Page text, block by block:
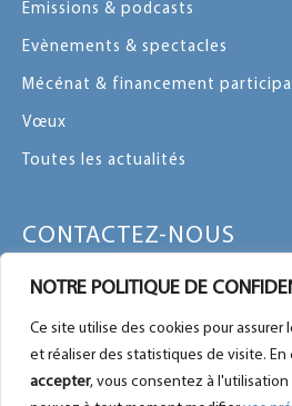
NOTRE POLITIQUE DE
Ce site utilise des cookies pour
et réaliser des statistiques de visite. En
accepter, vous consentez à l'utilisation
Emissions & podcasts
Evènements & spectacles
Mécénat & financement
Vœux
Toutes les actualités
CONTACTEZ-NOUS
Contactez-nous par message ou
Plan du site
Nous retrouver sur Facebook